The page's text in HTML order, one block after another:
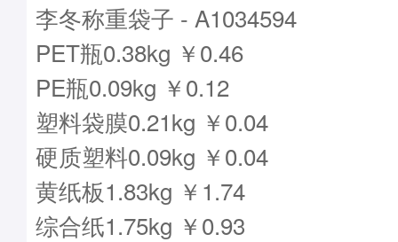
李冬称重袋子 - A1034594
PET瓶0.38kg ￥0.46
PE瓶0.09kg ￥0.12
塑料袋膜0.21kg ￥0.04
硬质塑料0.09kg ￥0.04
黄纸板1.83kg ￥1.74
综合纸1.75kg ￥0.93